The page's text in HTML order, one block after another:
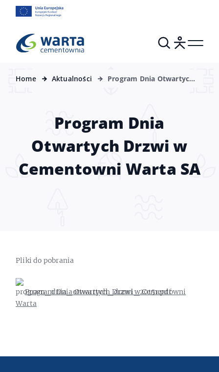
Home Aktualności
Program Dnia Otwartych
Program Dnia
Otwartych Drzwi w
Cementowni Warta SA
Pliki do pobrania
Program Dnia Otwartych Drzwi w Cementowni
Warta